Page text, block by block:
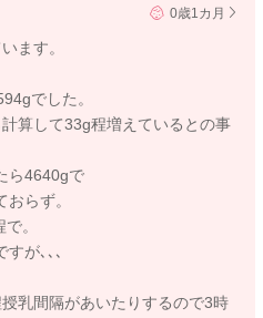
0歳1カ月
ます。
でした。
算して33g程増えているとの事
ら4640gで
らず。
。
が､､､
乳間隔があいたりするので3時